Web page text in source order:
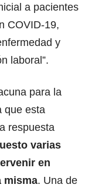
a pacientes
COVID-19,
y
laboral”.
para la
que esta
respuesta
varias
en
misma. Una de